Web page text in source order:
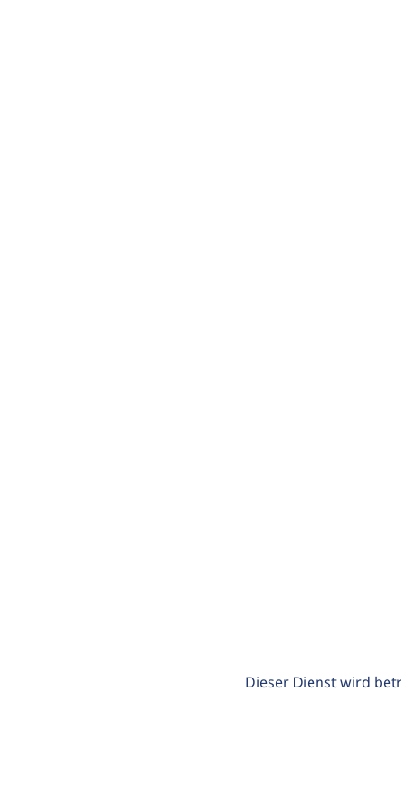
Dieser Dienst wird